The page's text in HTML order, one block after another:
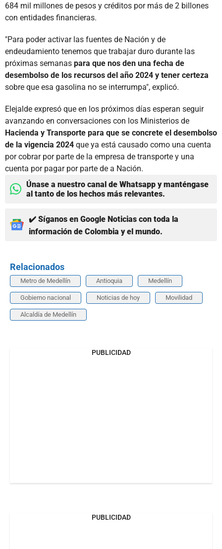
684 mil millones de pesos y créditos por más de 2 billones
con entidades financieras.
"Para poder activar las fuentes de Nación y de
endeudamiento tenemos que trabajar duro durante las
próximas semanas para que nos den una fecha de
desembolso de los recursos del año 2024 y tener certeza
sobre que esa gasolina no se interrumpa", explicó.
Elejalde expresó que en los próximos días esperan seguir
avanzando en conversaciones con los Ministerios de
Hacienda y Transporte para que se concrete el desembolso
de la vigencia 2024 que ya está causado como una cuenta
por cobrar por parte de la empresa de transporte y una
cuenta por pagar por parte de a Nación.
Únase a nuestro canal de Whatsapp y manténgase
al tanto de los hechos más relevantes.
✔️ Síganos en Google Noticias con toda la
información de Colombia y el mundo.
Relacionados
Metro de Medellín Antioquia Medellín
Gobierno nacional Noticias de hoy Movilidad
Alcaldía de Medellín
PUBLICIDAD
PUBLICIDAD